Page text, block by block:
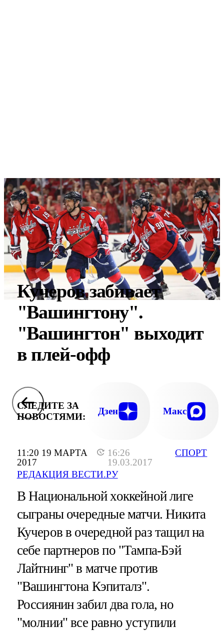
11:20 19 МАРТА
2017
16:26
19.03.2017
РЕДАКЦИЯ ВЕСТИ.РУ
СПОРТ
Кучеров забивает
"Вашингтону".
"Вашингтон" выходит
в плей-офф
СЛЕДИТЕ ЗА
НОВОСТЯМИ:
Дзен Макс
В Национальной хоккейной лиге
сыграны очередные матчи. Никита
Кучеров в очередной раз тащил на
себе партнеров по "Тампа-Бэй
Лайтнинг" в матче против
"Вашингтона Кэпиталз".
Россиянин забил два гола, но
"молнии" все равно уступили